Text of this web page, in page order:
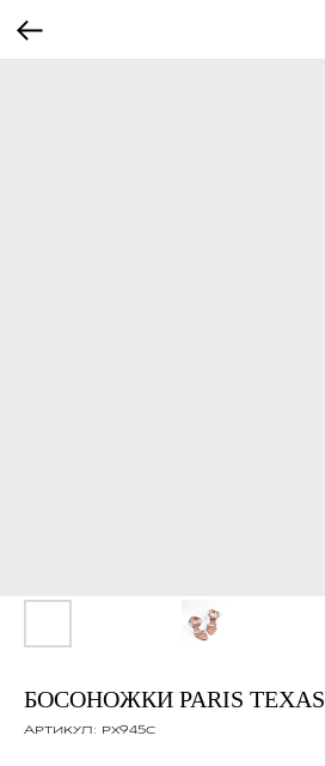
БОСОНОЖКИ PARIS TEXAS
Артикул: px945c